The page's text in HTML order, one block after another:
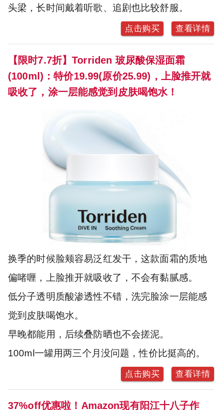
头梁，长时间戴着听歌、追剧也比较舒服。
点击购买 查看详情
【限时7.7折】Torriden 玻尿酸保湿面霜
(100ml)：特价19.99(原价25.99)，上脸推开就
吸收了，涂一层能感觉到皮肤喝饱水！
换季的时候脸颊容易泛红发干，这款面霜的质地
偏啫喱，上脸推开就吸收了，不会有黏腻感。
低分子透明质酸渗透性不错，洗完脸涂一层能感
觉到皮肤喝饱水。
早晚都能用，后续叠防晒也不会搓泥。
100ml一罐用两三个月没问题，性价比挺高的。
点击购买 查看详情
37%off优惠啦！Amazon现有阳江十八子作